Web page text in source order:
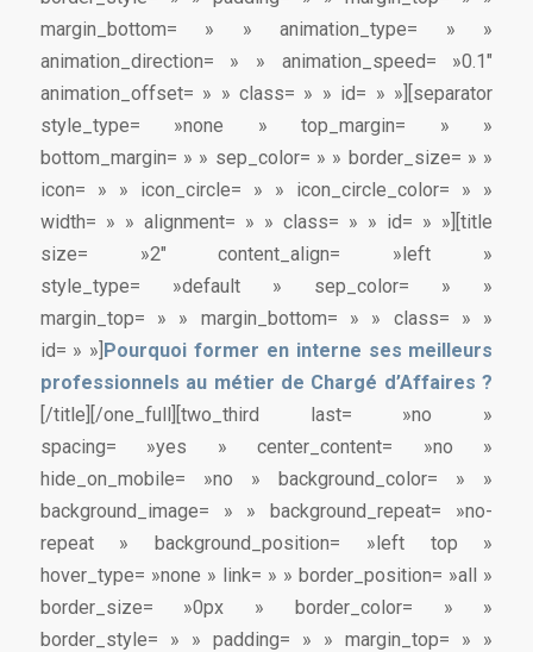
margin_bottom= » » animation_type= » »
animation_direction= » » animation_speed= »0.1″
animation_offset= » » class= » » id= » »][separator
style_type= »none » top_margin= » »
bottom_margin= » » sep_color= » » border_size= » »
icon= » » icon_circle= » » icon_circle_color= » »
width= » » alignment= » » class= » » id= » »][title
size= »2″ content_align= »left »
style_type= »default » sep_color= » »
margin_top= » » margin_bottom= » » class= » »
id= » »] Pourquoi former en interne ses meilleurs
professionnels au métier de Chargé d’Affaires ?
[/title][/one_full][two_third last= »no »
spacing= »yes » center_content= »no »
hide_on_mobile= »no » background_color= » »
background_image= » » background_repeat= »no-
repeat » background_position= »left top »
hover_type= »none » link= » » border_position= »all »
border_size= »0px » border_color= » »
border_style= » » padding= » » margin_top= » »